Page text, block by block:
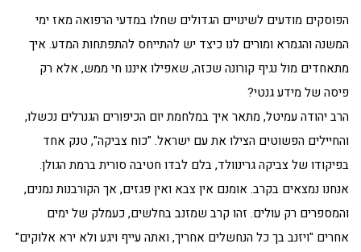
הפוסקים מודעים לשינויים הגדולים שחלו במדעי הרפואה מאז ימי
המשנה והגמרא ומורים לנו כיצד יש להתייחס להתפתחות המדע. איך
מתאחדים מול נגיף קורונה שכזה, שאפילו איננו חי ממש, אלא רק
פיסה של מידע גנטי?
הרב יהודה עמיטל, מתאר איך במלחמת יום הכיפורים הגנרלים נכשלו,
והחיילים הפשוטים הצילו את עם ישראל. "כוח צביקה", טנק אחד
בפיקודו של צביקה גרינוולד, בלם לבדו חטיבה סורית ברמת הגולן.
אנחנו נמצאים בקרב. אומנם אין צבא ואין פגזים, אך הקורבנות נמנים,
והמספרים רק עולים. זהו קרב שמזנב בחלשים, כעמלק של ימים
אחרים "ויזנב בך כל הנחשלים אחריך, ואתה עייף ויגע ולא ירא אלוקים"